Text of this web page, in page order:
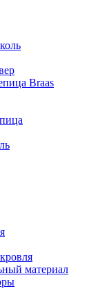
Braas
материал